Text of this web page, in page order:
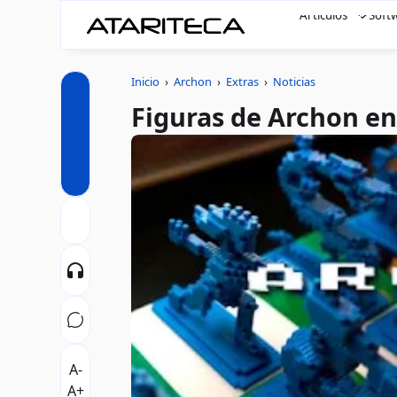
Artículos
Inicio › Archon › Extras › Noticias
Figuras de Archon